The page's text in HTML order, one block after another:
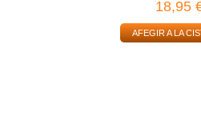
18,95
AFEGIR A LA